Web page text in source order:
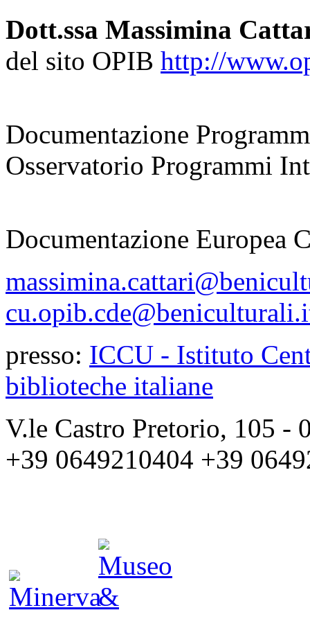
Dott.ssa Massimina
del sito OPIB http://
Documentazione
Osservatorio Programmi
Documentazione Europea
presso: ICCU - Istituto
biblioteche italiane
V.le Castro Pretorio, 105 -
+39 0649210404 +39